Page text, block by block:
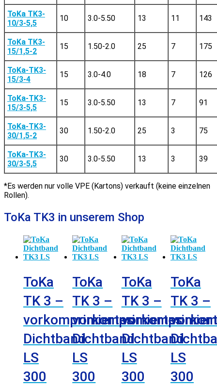
ToKa TK3-
10/3-5,5
10 3.0-5.50 13 11 143
ToKa TK3-
15/1,5-2
15 1.50-2.0 25 7 175
ToKa-TK3-
15/3-4
15 3.0-4.0 18 7 126
ToKa-TK3-
15/3-5,5
15 3.0-5.50 13 7 91
ToKa-TK3-
30/1,5-2
30 1.50-2.0 25 3 75
ToKa-TK3-
30/3-5,5
30 3.0-5.50 13 3 39
*Es werden nur volle VPE (Kartons) verkauft (keine einzelnen
Rollen).
ToKa TK3 in unserem Shop
ToKa
TK 3 –
vorkomprimiertes
Dichtband
LS
300
ToKa
TK 3 –
vorkomprimiertes
Dichtband
LS
300
ToKa
TK 3 –
Dichtband
LS
300
ToKa
TK 3 –
LS
300